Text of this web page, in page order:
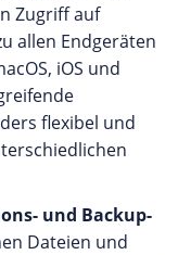
Zugriff auf
allen Endgeräten
iOS und
flexibel und
und Backup-
Dateien und